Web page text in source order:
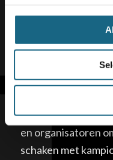
Schaakbond
Schaakbond.nl
en organisatoren
schaken met